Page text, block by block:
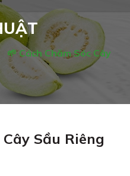
🌱 Cách Chăm Sóc Cây
Sầu Riêng